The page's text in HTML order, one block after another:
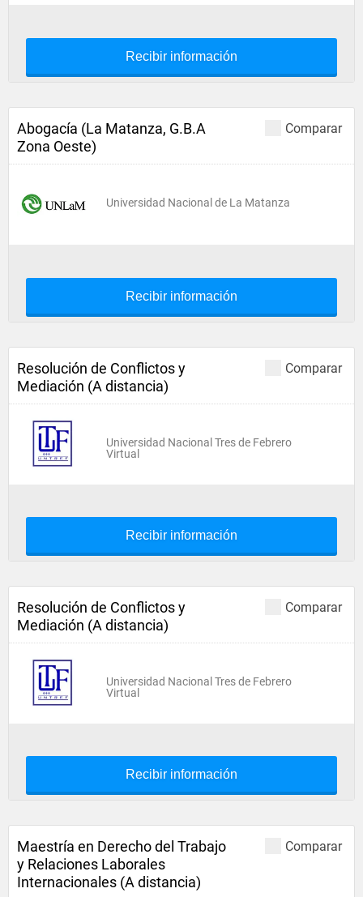
Recibir información
Comparar
Abogacía (La Matanza, G.B.A
Zona Oeste)
Universidad Nacional de La Matanza
Recibir información
Comparar
Resolución de Conflictos y
Mediación (A distancia)
Universidad Nacional Tres de Febrero
Virtual
Recibir información
Comparar
Resolución de Conflictos y
Mediación (A distancia)
Universidad Nacional Tres de Febrero
Virtual
Recibir información
Comparar
Maestría en Derecho del Trabajo
y Relaciones Laborales
Internacionales (A distancia)